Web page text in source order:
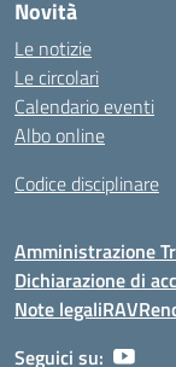
Novità
Le notizie
Le circolari
Calendario eventi
Albo online
Codice disciplinare
Amministrazione
Dichiarazione di
Note legaliRAV
Seguici su: